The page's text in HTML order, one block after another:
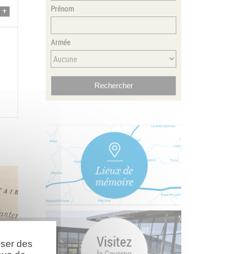
Prénom
Armée
des